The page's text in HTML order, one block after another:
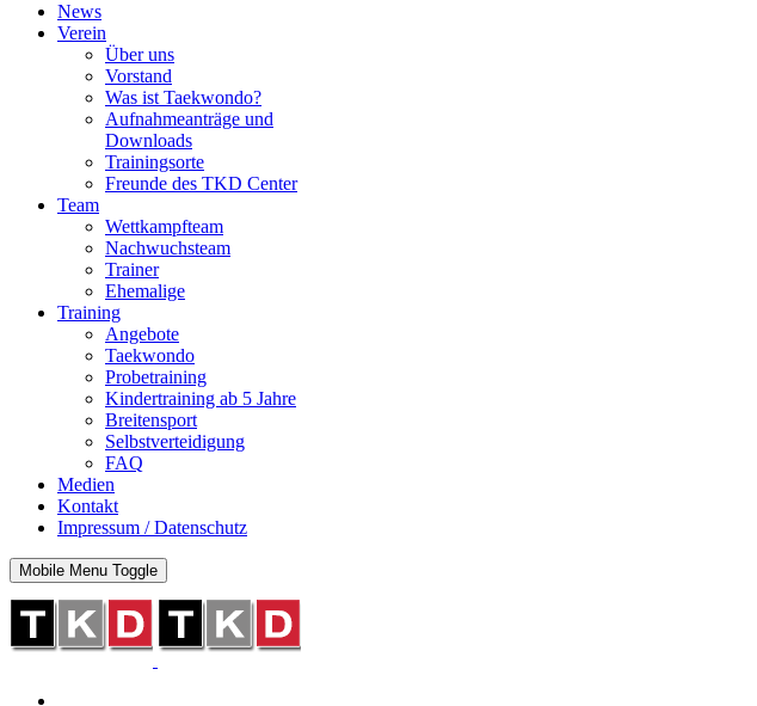
News
Verein
Über uns
Vorstand
Was ist Taekwondo?
Aufnahmeanträge und
Downloads
Trainingsorte
Freunde des TKD Center
Team
Wettkampfteam
Nachwuchsteam
Trainer
Ehemalige
Training
Angebote
Taekwondo
Probetraining
Kindertraining ab 5 Jahre
Breitensport
Selbstverteidigung
FAQ
Medien
Kontakt
Impressum / Datenschutz
Mobile Menu Toggle